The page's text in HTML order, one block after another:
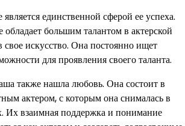
единственной сферой ее успеха.
большим талантом в актерской
свое искусство. Она постоянно ищет
для проявления своего таланта.
также нашла любовь. Она состоит в
актером, с которым она снималась в
Их взаимная поддержка и понимание